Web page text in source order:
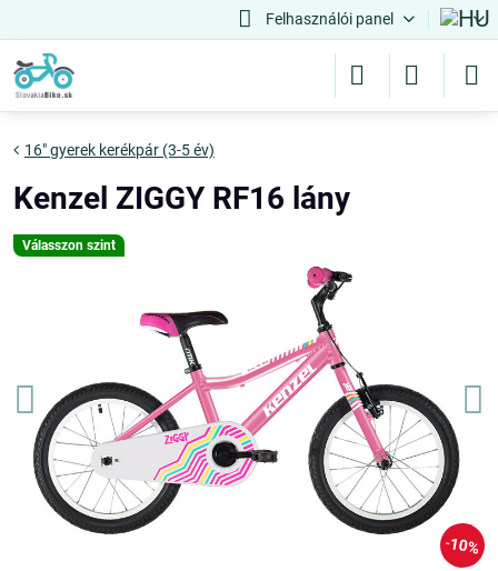
Felhasználói panel
Válasszon szint
10%
16" gyerek kerékpár (3-5 év)
Kenzel ZIGGY RF16 lány